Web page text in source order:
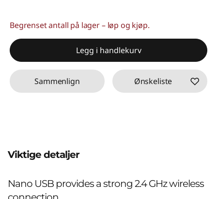
Begrenset antall på lager – løp og kjøp.
Legg i handlekurv
Sammenlign Ønskeliste
Viktige detaljer
Nano USB provides a strong 2.4 GHz wireless